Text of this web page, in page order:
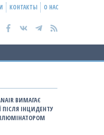
КОНТАКТЫ О НАС
ВИМАГАЄ
ПІСЛЯ ІНЦИДЕНТУ